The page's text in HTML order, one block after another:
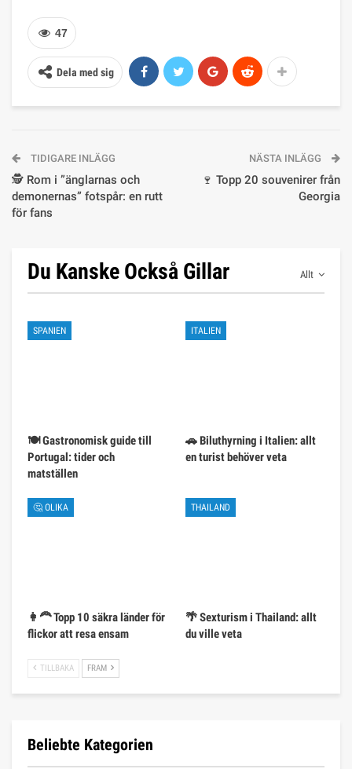
47
Dela med sig
TIDIGARE INLÄGG
🕵️ Rom i ”änglarnas och
demonernas” fotspår: en rutt
för fans
NÄSTA INLÄGG
🍷 Topp 20 souvenirer från
Georgia
Allt
Du Kanske Också Gillar
SPANIEN
🍽️ Gastronomisk guide till
Portugal: tider och
matställen
ITALIEN
🚗 Biluthyrning i Italien: allt
en turist behöver veta
🤔 OLIKA
👩‍🦰 Topp 10 säkra länder för
flickor att resa ensam
THAILAND
🌴 Sexturism i Thailand: allt
du ville veta
TILLBAKA FRAM
Beliebte Kategorien